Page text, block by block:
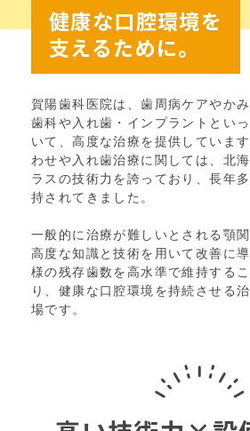
健康な口腔環境を
支えるために。
賀陽歯科医院は、歯周病ケアやか
歯科や入れ歯・インプラントとい
いて、高度な治療を提供していま
わせや入れ歯治療に関しては、北
ラスの技術力を誇っており、長年
持されてきました。
一般的に治療が難しいとされる顎
高度な知識と技術を用いて改善に
様の残存歯数を高水準で維持する
り、健康な口腔環境を持続させる
場です。